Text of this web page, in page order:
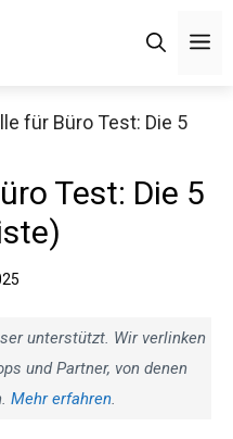
für Büro Test: Die 5
Test: Die 5
unterstützt. Wir verlinken
und Partner, von denen
Mehr erfahren.